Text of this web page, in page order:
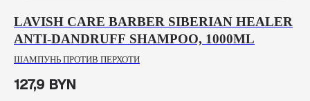
LAVISH CARE BARBER SIBERIAN HEALER
ANTI-DANDRUFF SHAMPOO, 1000ML
ШАМПУНЬ ПРОТИВ ПЕРХОТИ
127,9 BYN